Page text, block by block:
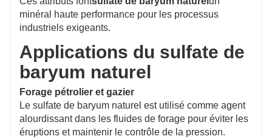
minéral haute performance pour les processus
industriels exigeants.
Applications du sulfate de
baryum naturel
Forage pétrolier et gazier
Le sulfate de baryum naturel est utilisé comme agent
alourdissant dans les fluides de forage pour éviter les
éruptions et maintenir le contrôle de la pression.